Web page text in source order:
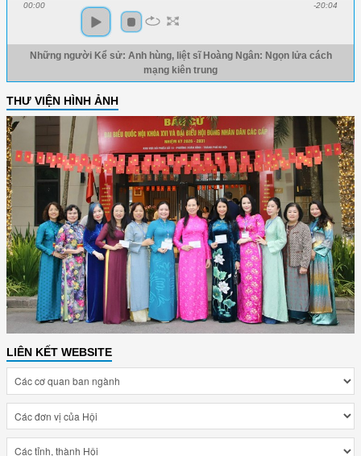
00:00 -20:04
Những người Kể sử: Anh hùng, liệt sĩ Hoàng Ngân: Ngọn lửa cách
mạng kiên trung
THƯ VIỆN HÌNH ẢNH
LIÊN KẾT WEBSITE